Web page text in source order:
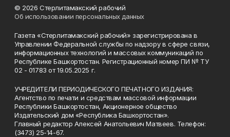
© 2026 Стерлитамакский рабочий
Об использовании персональных данных
Газета «Стерлитамакский рабочий» зарегистрирована в
Управлении Федеральной службы по надзору в сфере связи,
информационных технологий и массовых коммуникаций по
Республике Башкортостан. Регистрационный номер ПИ № ТУ
02 - 01783 от 19.05.2025 г.
УЧРЕДИТЕЛИ ПЕРИОДИЧЕСКОГО ПЕЧАТНОГО ИЗДАНИЯ:
Агентство по печати и средствам массовой информации
Республики Башкортостан, Акционерное общество
Издательский дом «Республика Башкортостан».
Главный редактор Алексей Анатольевич Матвеев. Телефон:
(3473) 25-14-67.